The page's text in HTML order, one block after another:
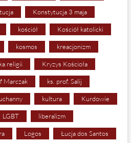
Konstytucja 3 maja
kościół Kościół katolicki
kosmos kreacjonizm
religii Kryzys Kościoła
Marczak ks. prof. Salij
kultura Kurdowie
LGBT liberalizm
Logos Łucja dos Santos